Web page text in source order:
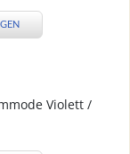
Violett /